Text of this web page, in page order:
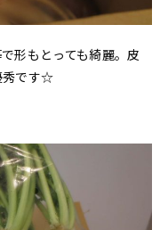
形もとっても綺麗。皮
秀です☆